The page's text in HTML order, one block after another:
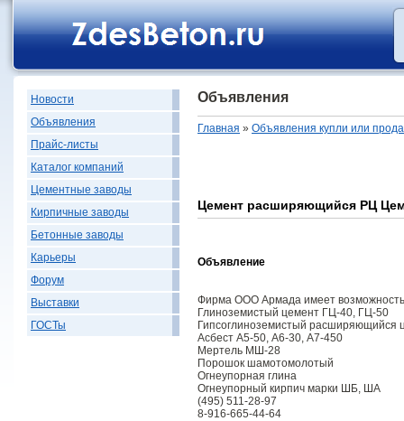
Новости
Объявления
Прайс-листы
Каталог компаний
Цементные заводы
Кирпичные заводы
Бетонные заводы
Карьеры
Форум
Выставки
ГОСТы
Объявления
Главная » Объявления купли или
Цемент расширяющийся РЦ
Объявление
Фирма ООО Армада имеет
Глиноземистый цемент ГЦ-40, ГЦ-50
Гипсоглиноземистый расширяющийся
Асбест А5-50, А6-30, А7-450
Мертель МШ-28
Порошок шамотомолотый
Огнеупорная глина
Огнеупорный кирпич марки ШБ, ША
(495) 511-28-97
8-916-665-44-64